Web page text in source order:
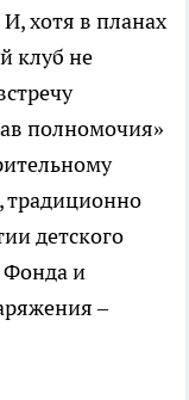
хотя в планах
клуб не
полномочия»
традиционно
детского
Фонда и
–